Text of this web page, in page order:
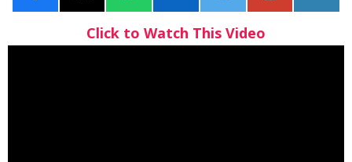
Click to Watch This Video